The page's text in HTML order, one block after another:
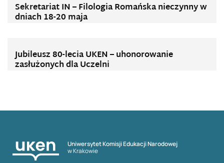
Sekretariat IN – Filologia Romańska nieczynny w
dniach 18-20 maja
Jubileusz 80-lecia UKEN – uhonorowanie
zasłużonych dla Uczelni
Uniwersytet Komisji Edukacji Narodowej
w Krakowie